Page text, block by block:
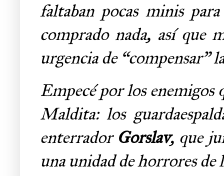
faltaban pocas minis
comprado nada, así que
urgencia de “compensar”
Empecé por los enemigos
Maldita: los
enterrador Gorslav, que
una unidad de horrores